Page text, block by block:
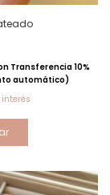
Transferencia 10%
automático)